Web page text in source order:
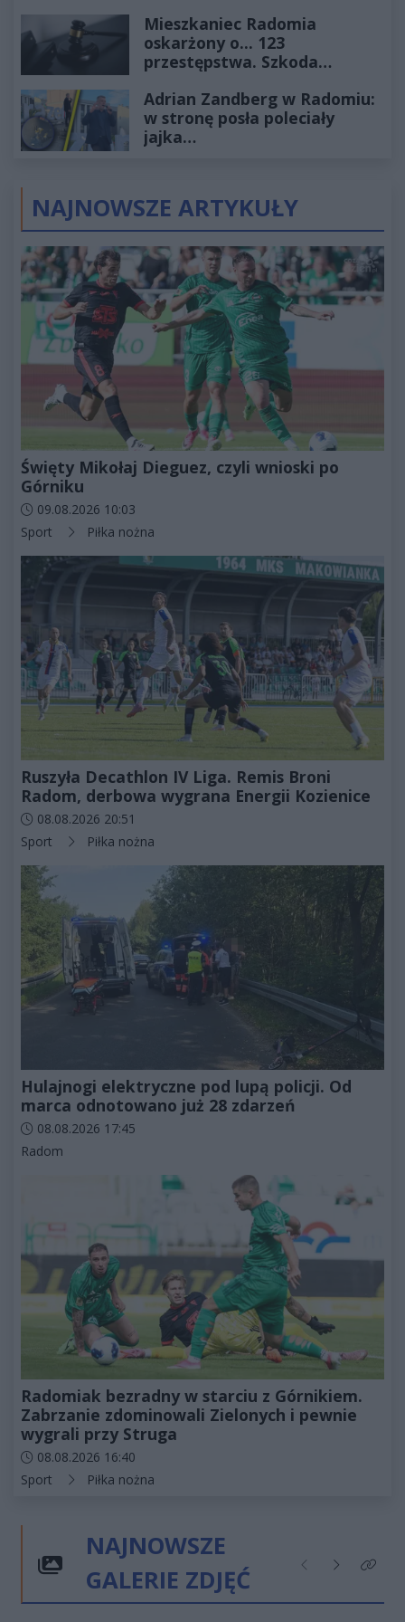
Mieszkaniec Radomia
oskarżony o... 123
przestępstwa. Szkoda
złotych
Adrian Zandberg w Radomiu:
w stronę posła poleciały
jajka…
NAJNOWSZE ARTYKUŁY
Święty Mikołaj Dieguez, czyli wnioski po
Górniku
Data dodania artykułu:
09.08.2026 10:03
Kategorie artykułu:
Sport Piłka nożna
Ruszyła Decathlon IV Liga. Remis Broni
Radom, derbowa wygrana Energii Kozienice
Data dodania artykułu:
08.08.2026 20:51
Kategorie artykułu:
Sport Piłka nożna
Hulajnogi elektryczne pod lupą policji. Od
marca odnotowano już 28 zdarzeń
Data dodania artykułu:
08.08.2026 17:45
Kategorie artykułu:
Radom
Radomiak bezradny w starciu z Górnikiem.
Zabrzanie zdominowali Zielonych i pewnie
wygrali przy Struga
Data dodania artykułu:
08.08.2026 16:40
Kategorie artykułu:
Sport Piłka nożna
NAJNOWSZE
GALERIE ZDJĘĆ
Poprzednie
NastępneKliknij